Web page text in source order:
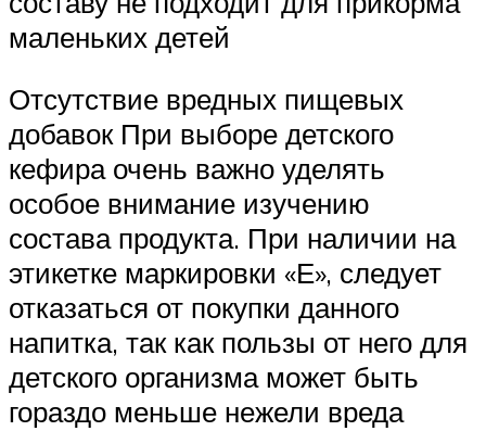
маленьких детей
Отсутствие вредных пищевых
добавок При выборе детского
кефира очень важно уделять
особое внимание изучению
состава продукта. При наличии на
этикетке маркировки «Е», следует
отказаться от покупки данного
напитка, так как пользы от него для
детского организма может быть
гораздо меньше нежели вреда